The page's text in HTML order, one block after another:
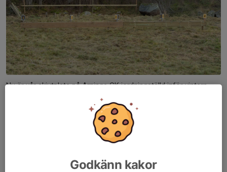
Nu är vår skjutplats på Arninge GK iordningställd inför vintern.
Lite förbättringar inför vintern med en mera permanent ställning
för tavlorna. Vi har även förberett så att vi kan få en mera
distinkt kant för skjutvallen...
Fantastisk träningskväll vid Gullsjön!
Godkänn kakor